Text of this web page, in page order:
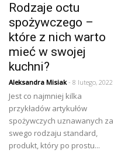
Rodzaje octu
spożywczego –
które z nich warto
mieć w swojej
kuchni?
Aleksandra Misiak- 8 lutego, 2022
Jest co najmniej kilka
przykładów artykułów
spożywczych uznawanych za
swego rodzaju standard,
produkt, który po prostu...